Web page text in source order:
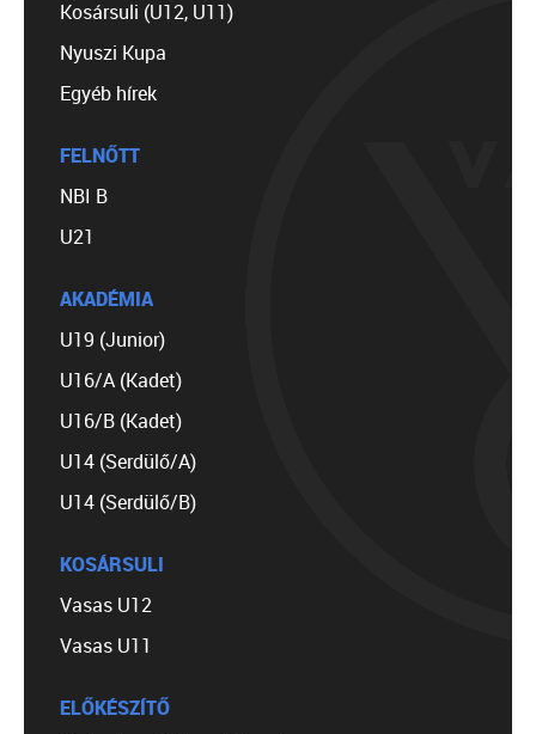
Kosársuli (U12, U11)
Nyuszi Kupa
Egyéb hírek
FELNŐTT
NBI B
U21
AKADÉMIA
U19 (Junior)
U16/A (Kadet)
U16/B (Kadet)
U14 (Serdülő/A)
U14 (Serdülő/B)
KOSÁRSULI
Vasas U12
Vasas U11
ELŐKÉSZÍTŐ